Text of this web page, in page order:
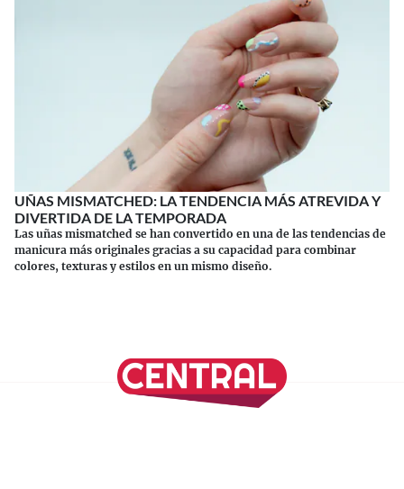
UÑAS MISMATCHED: LA TENDENCIA MÁS ATREVIDA Y
DIVERTIDA DE LA TEMPORADA
Las uñas mismatched se han convertido en una de las tendencias de
manicura más originales gracias a su capacidad para combinar
colores, texturas y estilos en un mismo diseño.